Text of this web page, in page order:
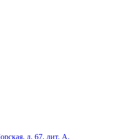
д. 67, лит. А,